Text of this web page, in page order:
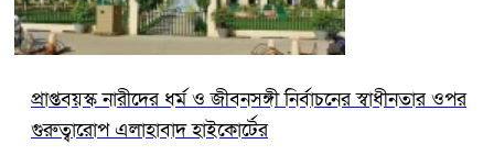
প্রাপ্তবয়স্ক নারীদের ধর্ম ও জীবনসঙ্গী নির্বাচনের স্বাধীনতার ওপর
গুরুত্বারোপ এলাহাবাদ হাইকোর্টের